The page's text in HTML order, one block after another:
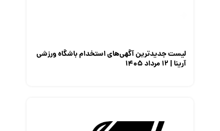
لیست جدیدترین آگهی‌های استخدام باشگاه ورزشی
آرینا | ۱۲ مرداد ۱۴۰۵